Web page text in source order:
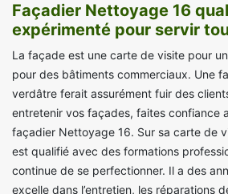
Façadier Nettoyage 16
expérimenté pour servir
La façade est une carte de visite pour
pour des bâtiments commerciaux. Une
verdâtre ferait assurément fuir des
entretenir vos façades, faites confiance
façadier Nettoyage 16. Sur sa carte de
est qualifié avec des formations
continue de se perfectionner. Il a des
excelle dans l’entretien, les réparations